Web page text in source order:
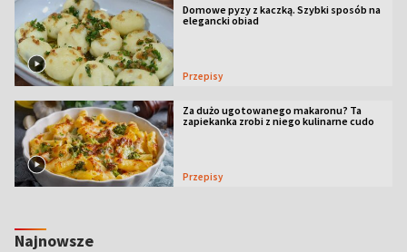
Domowe pyzy z kaczką. Szybki sposób na
elegancki obiad
Przepisy
Za dużo ugotowanego makaronu? Ta
zapiekanka zrobi z niego kulinarne cudo
Przepisy
Najnowsze